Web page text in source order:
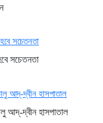
সচেতনতা
আদ্-দ্বীন হাসপাতাল